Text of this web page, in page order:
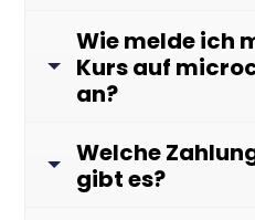
Wie melde ich
Kurs auf
an?
Welche
gibt es?